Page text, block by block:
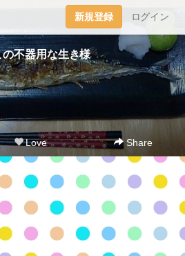
新規登録 ログイン
の不器用な生き様
Love Share